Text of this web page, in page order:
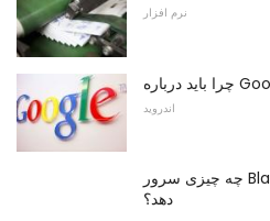
نرم افزار
اندروید
چه چیزی سرور BlackBerry Enterprise انجام می
دهد؟